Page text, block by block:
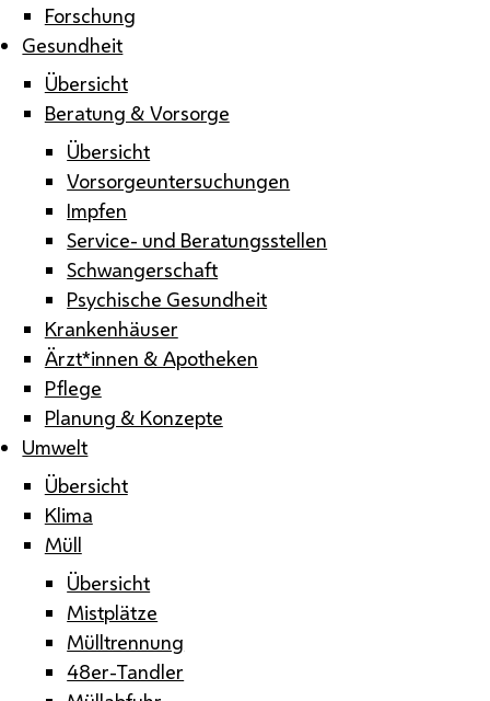
Forschung
Gesundheit
Übersicht
Beratung & Vorsorge
Übersicht
Vorsorgeuntersuchungen
Impfen
Service- und Beratungsstellen
Schwangerschaft
Psychische Gesundheit
Krankenhäuser
Ärzt*innen & Apotheken
Pflege
Planung & Konzepte
Umwelt
Übersicht
Klima
Müll
Übersicht
Mistplätze
Mülltrennung
48er-Tandler